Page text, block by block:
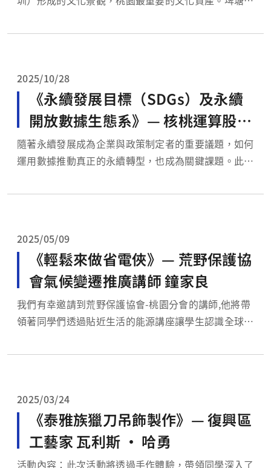
建築、聚落、生活形態，以及農業地景等。這些珍貴的
用。有幸邀請...
2025/10/28
《永續發展目標（SDGs）及永續
開放數據生態系》— 核桃運算股份
有限公司 BigObject Inc 執行長 薛
文蔚博士
隨著永續發展成為企業與政策制定者的重要議題，如何
運用數據推動真正的永續轉型，也成為關鍵課題。此次
及要如何與【永續發展理念】做結合，讓數據成為推動
2025/05/09
《輕鬆來做省電俠》— 荒野保護協
會氣候變遷推廣講師 鐘家良
我們有幸邀請到荒野保護協會-桃園分會的講師,他將帶
領著同學們透過貼近生活的能源講座讓學生認識全球暖
生活中之節能減碳行為，從溫室效應的介紹及影響到各
2025/03/24
《泰雅族獵刀吊飾製作》— 復興區
工藝家 瓦利斯 ‧ 哈勇
活動內容：此次活動將透過手作體驗，帶領同學深入了